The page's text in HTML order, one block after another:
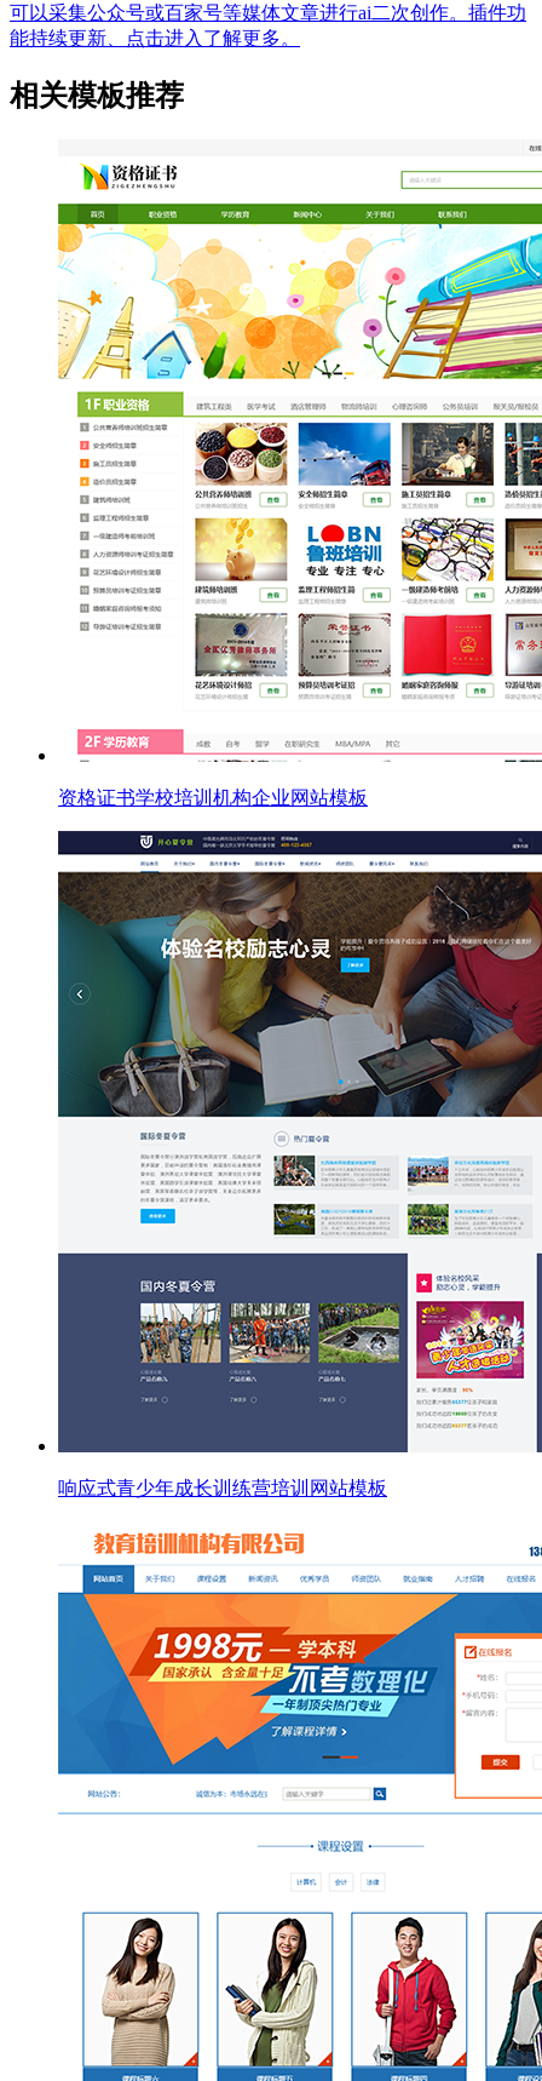
可以采集公众号或百家号等媒体文章进行ai二次创作。插件功
能持续更新、点击进入了解更多。
相关模板推荐
资格证书学校培训机构企业网站模板
响应式青少年成长训练营培训网站模板